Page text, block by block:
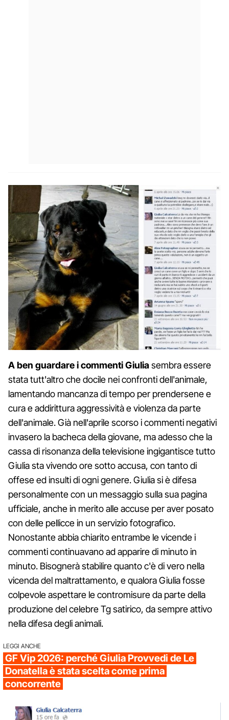
A ben guardare i commenti Giuliasembra essere
stata tutt'altro che docile nei confronti dell'animale,
lamentando mancanza di tempo per prendersene e
cura e addirittura aggressività e violenza da parte
dell'animale. Già nell'aprile scorso i commenti negativi
invasero la bacheca della giovane, ma adesso che la
cassa di risonanza della televisione ingigantisce tutto
Giulia sta vivendo ore sotto accusa, con tanto di
offese ed insulti di ogni genere. Giulia si è difesa
personalmente con un messaggio sulla sua pagina
ufficiale, anche in merito alle accuse per aver posato
con delle pellicce in un servizio fotografico.
Nonostante abbia chiarito entrambe le vicende i
commenti continuavano ad apparire di minuto in
minuto. Bisognerà stabilire quanto c'è di vero nella
vicenda del maltrattamento, e qualora Giulia fosse
colpevole aspettare le contromisure da parte della
produzione del celebre Tg satirico, da sempre attivo
nella difesa degli animali.
LEGGI ANCHE
GF Vip 2026: perché Giulia Provvedi de Le
Donatella è stata scelta come prima
concorrente